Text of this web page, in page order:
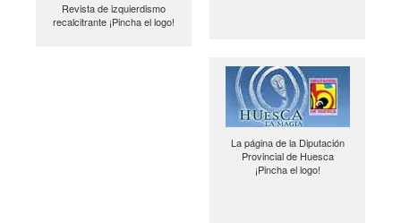
Revista de izquierdismo
recalcitrante ¡Pincha el logo!
La página de la Diputación
Provincial de Huesca
¡Pincha el logo!